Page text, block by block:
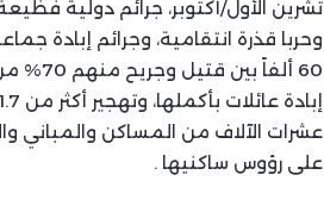
تشرين الأول/أكتوبر، جرائم دولية
وحربا قذرة انتقامية، وجرائم إبادة
60
عشرات الآلاف من المساكن والمباني
على رؤوس ساكنيها .